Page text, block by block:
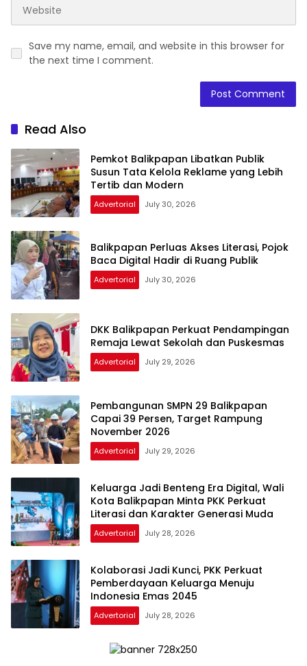
Save my name, email, and website in this browser for
the next time I comment.
Read Also
Pemkot Balikpapan Libatkan Publik
Susun Tata Kelola Reklame yang Lebih
Tertib dan Modern
Advertorial July 30, 2026
Balikpapan Perluas Akses Literasi, Pojok
Baca Digital Hadir di Ruang Publik
Advertorial July 30, 2026
DKK Balikpapan Perkuat Pendampingan
Remaja Lewat Sekolah dan Puskesmas
Advertorial July 29, 2026
Pembangunan SMPN 29 Balikpapan
Capai 39 Persen, Target Rampung
November 2026
Advertorial July 29, 2026
Keluarga Jadi Benteng Era Digital, Wali
Kota Balikpapan Minta PKK Perkuat
Literasi dan Karakter Generasi Muda
Advertorial July 28, 2026
Kolaborasi Jadi Kunci, PKK Perkuat
Pemberdayaan Keluarga Menuju
Indonesia Emas 2045
Advertorial July 28, 2026